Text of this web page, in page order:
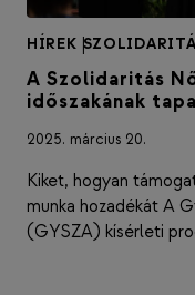
HÍREK |
A Szolidaritás
időszakának
2025. március 20.
Kiket, hogyan
munka hozadékát A
(GYSZA) kísérleti